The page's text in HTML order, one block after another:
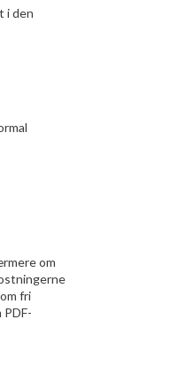
i den
om
fri
PDF-